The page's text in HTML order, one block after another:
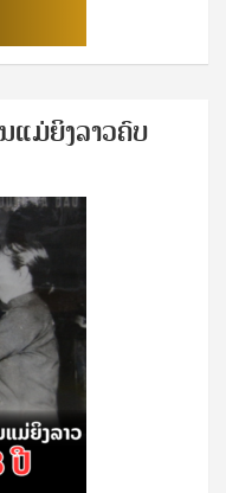
ແມ່​ຍິງ​​ລາວຄົບ​